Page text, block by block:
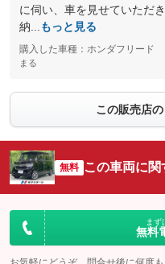
に伺い、車を見せていただ
納...
もっと見る
購入した車種：ホンダフリード
まる
この販売店
無料 この車両に
まず
無料